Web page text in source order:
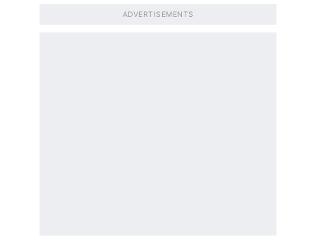
ADVERTISEMENTS